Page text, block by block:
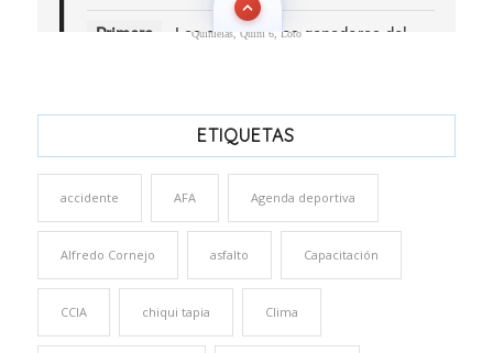
Quinielas, Quini 6, Loto
ETIQUETAS
accidente AFA Agenda deportiva
Alfredo Cornejo asfalto Capacitación
CCIA chiqui tapia Clima